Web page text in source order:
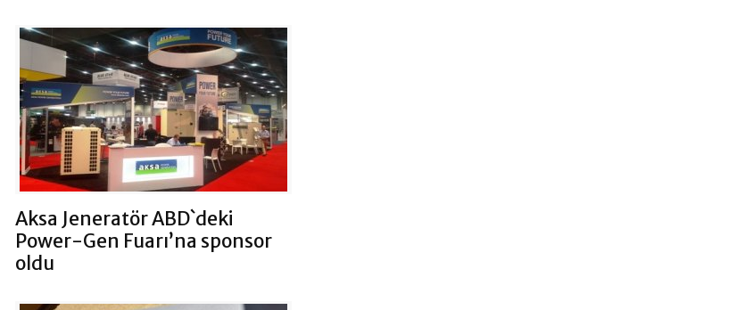
Aksa Jeneratör ABD`deki
Power-Gen Fuarı’na sponsor
oldu